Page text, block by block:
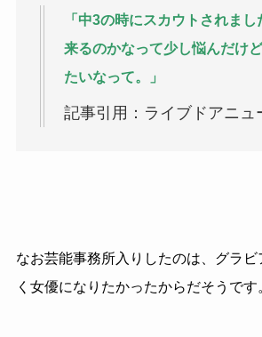
「中3の時にスカウトされまし
来るのかなって少し悩んだけ
たいなって。」
記事引用：ライブドアニュ
なお芸能事務所入りしたのは、グラ
く女優になりたかったからだそうです